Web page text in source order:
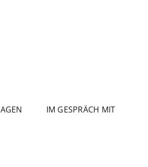
IM GESPRÄCH MIT